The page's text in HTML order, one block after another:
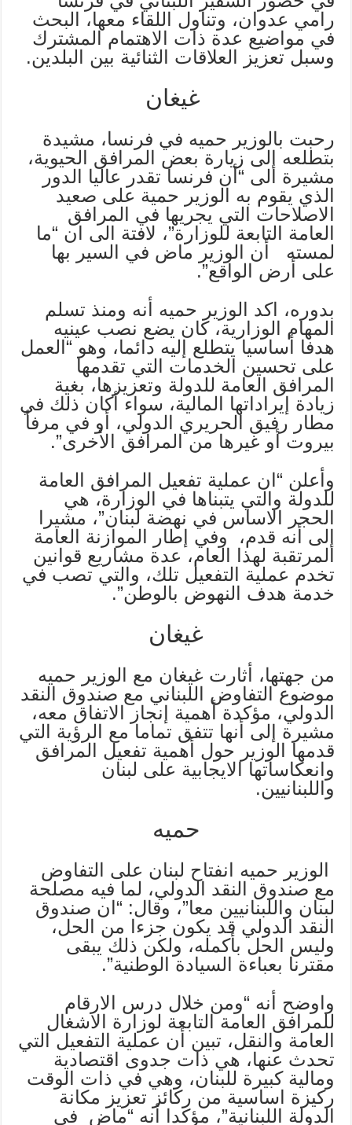
رامي عدوان، وتناول اللقاء معها، البحث
في مواضيع عدة ذات الاهتمام المشترك
وسبل تعزيز العلاقات الثنائية بين البلدين.
غيغان
رحبت بالوزير حميه في فرنسا، مشيدة
بتطلعه إلى زيارة بعض المرافق الحيوية،
مشيرة الى “أن فرنسا تقدر عاليا الدور
الذي يقوم به الوزير حمية على صعيد
الاصلاحات التي يجريها في المرافق
العامة التابعة للوزارة”، لافتة الى ان “ما
لمسته أن الوزير ماض في السير بها
على أرض الواقع”.
بدوره، اكد الوزير حميه أنه ومنذ تسلم
المهام الوزارية، كان يضع نصب عينيه
هدفا أساسيا يتطلع إليه دائما، وهو “العمل
على تحسين الخدمات التي تقدمها
المرافق العامة للدولة وتعزيزها، بغية
زيادة إيراداتها المالية، سواء أكان ذلك في
مطار رفيق الحريري الدولي، أو في مرفأ
بيروت أو غيرها من المرافق الأخرى”.
وأعلن “ان عملية تفعيل المرافق العامة
للدولة والتي يتبناها في الوزارة، هي
الحجر الاساس في نهضة لبنان”، مشيرا
إلى أنه قدم، وفي إطار الموازنة العامة
المرتقبة لهذا العام، عدة مشاريع قوانين
تخدم عملية التفعيل تلك، والتي تصب في
خدمة هدف النهوض بالوطن”.
غيغان
من جهتها، أثارت غيغان مع الوزير حميه
موضوع التفاوض اللبناني مع صندوق النقد
الدولي، مؤكدة أهمية إنجاز الاتفاق معه،
مشيرة إلى أنها تتفق تماما مع الرؤية التي
قدمها الوزير حول أهمية تفعيل المرافق
وانعكاساتها الايجابية على لبنان
واللبنانيين.
حميه
الوزير حميه انفتاح لبنان على التفاوض
مع صندوق النقد الدولي، لما فيه مصلحة
لبنان واللبنانيين معا”، وقال: “ان صندوق
النقد الدولي قد يكون جزءا من الحل،
وليس الحل بأكمله، ولكن ذلك يبقى
مقترنا بعباءة السيادة الوطنية”.
واوضح أنه “ومن خلال درس الارقام
للمرافق العامة التابعة لوزارة الاشغال
العامة والنقل، تبين أن عملية التفعيل التي
تحدث عنها، هي ذات جدوى اقتصادية
ومالية كبيرة للبنان، وهي في ذات الوقت
ركيزة اساسية من ركائز تعزيز مكانة
الدولة اللبنانية”، مؤكدا أنه “ماض في